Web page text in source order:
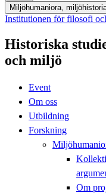
Miljöhumaniora,
Institutionen för filosofi
Historiska
och miljö
Event
Om oss
Utbildning
Forskning
Om